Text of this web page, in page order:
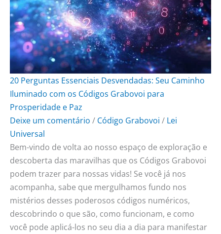
o
k
r
a
m
e
s
t
20 Perguntas Essenciais Desvendadas: Seu Caminho
Iluminado com os Códigos Grabovoi para
Prosperidade e Paz
Deixe um comentário / Código Grabovoi / Lei
Universal
Bem-vindo de volta ao nosso espaço de exploração e
descoberta das maravilhas que os Códigos Grabovoi
podem trazer para nossas vidas! Se você já nos
acompanha, sabe que mergulhamos fundo nos
mistérios desses poderosos códigos numéricos,
descobrindo o que são, como funcionam, e como
você pode aplicá-los no seu dia a dia para manifestar